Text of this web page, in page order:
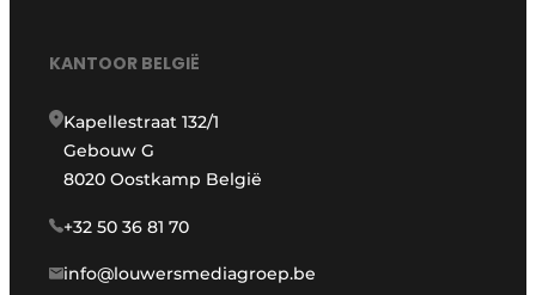
KANTOOR BELGIË
Kapellestraat 132/1
Gebouw G
8020 Oostkamp België
+32 50 36 81 70
info@louwersmediagroep.be